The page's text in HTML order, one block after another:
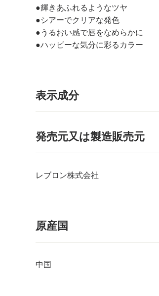
●輝きあふれるようなツヤ
●シアーでクリアな発色
●うるおい感で唇をなめらかに
●ハッピーな気分に彩るカラー
表示成分
発売元又は製造販売元
レブロン株式会社
原産国
中国